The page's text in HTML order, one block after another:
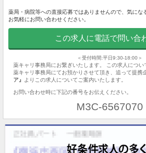
薬局・病院等への直接応募ではありませんので、気にな
お気軽にお問い合わせください。
この求人に電話で問い合
＜受付時間:平日9:30-18:00＞
薬キャリ事務局にお繋ぎいたします。 この求人につい
薬キャリ事務局にてお預かりさせて頂き、追って提携
ア』 よりこの求人についてご案内いたします。
お問い合わせ時に下記の番号をお伝えください。
M3C-6567070